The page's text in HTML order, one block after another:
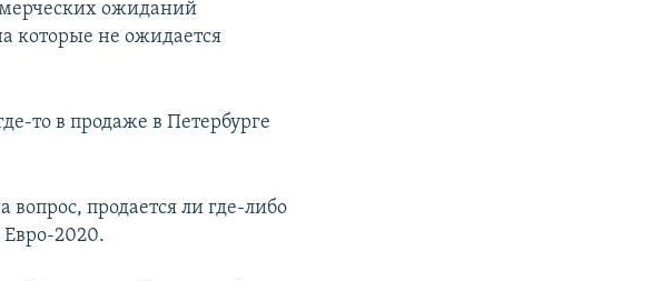
ожиданий
которые не ожидается
то в продаже в Петербурге
вопрос, продается ли где-либо
Евро-2020.